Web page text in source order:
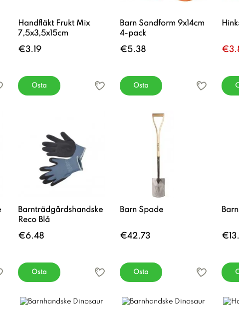
Handfläkt Frukt Mix
7,5x3,5x15cm
€3.19
Osta
Barn Sandform 9x14cm
4-pack
€5.38
Osta
Barnträdgårdshandske
Reco Blå
€6.48
Osta
Barn Spade
€42.73
Osta